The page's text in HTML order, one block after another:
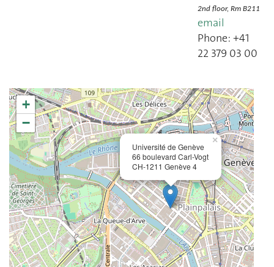
2nd floor, Rm B211
email
Phone: +41
22 379 03 00
Université de Genève
66 boulevard Carl-Vogt
CH-1211 Genève 4
×
+
−